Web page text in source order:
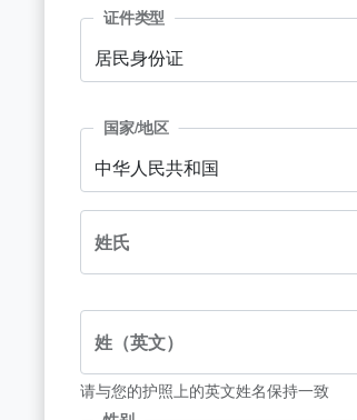
居民身份证
证件类型
中华人民共和国
国家/地区
姓氏
姓（英文）
请与您的护照上的英文姓名保持一致